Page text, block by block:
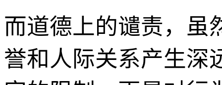
而道德上的谴责，虽
誉和人际关系产生深